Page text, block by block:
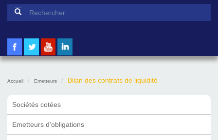
Formulaire de recherche
Accueil Emetteurs Bilan des contrats de liquidité
Sociétés cotées
Emetteurs d'obligations